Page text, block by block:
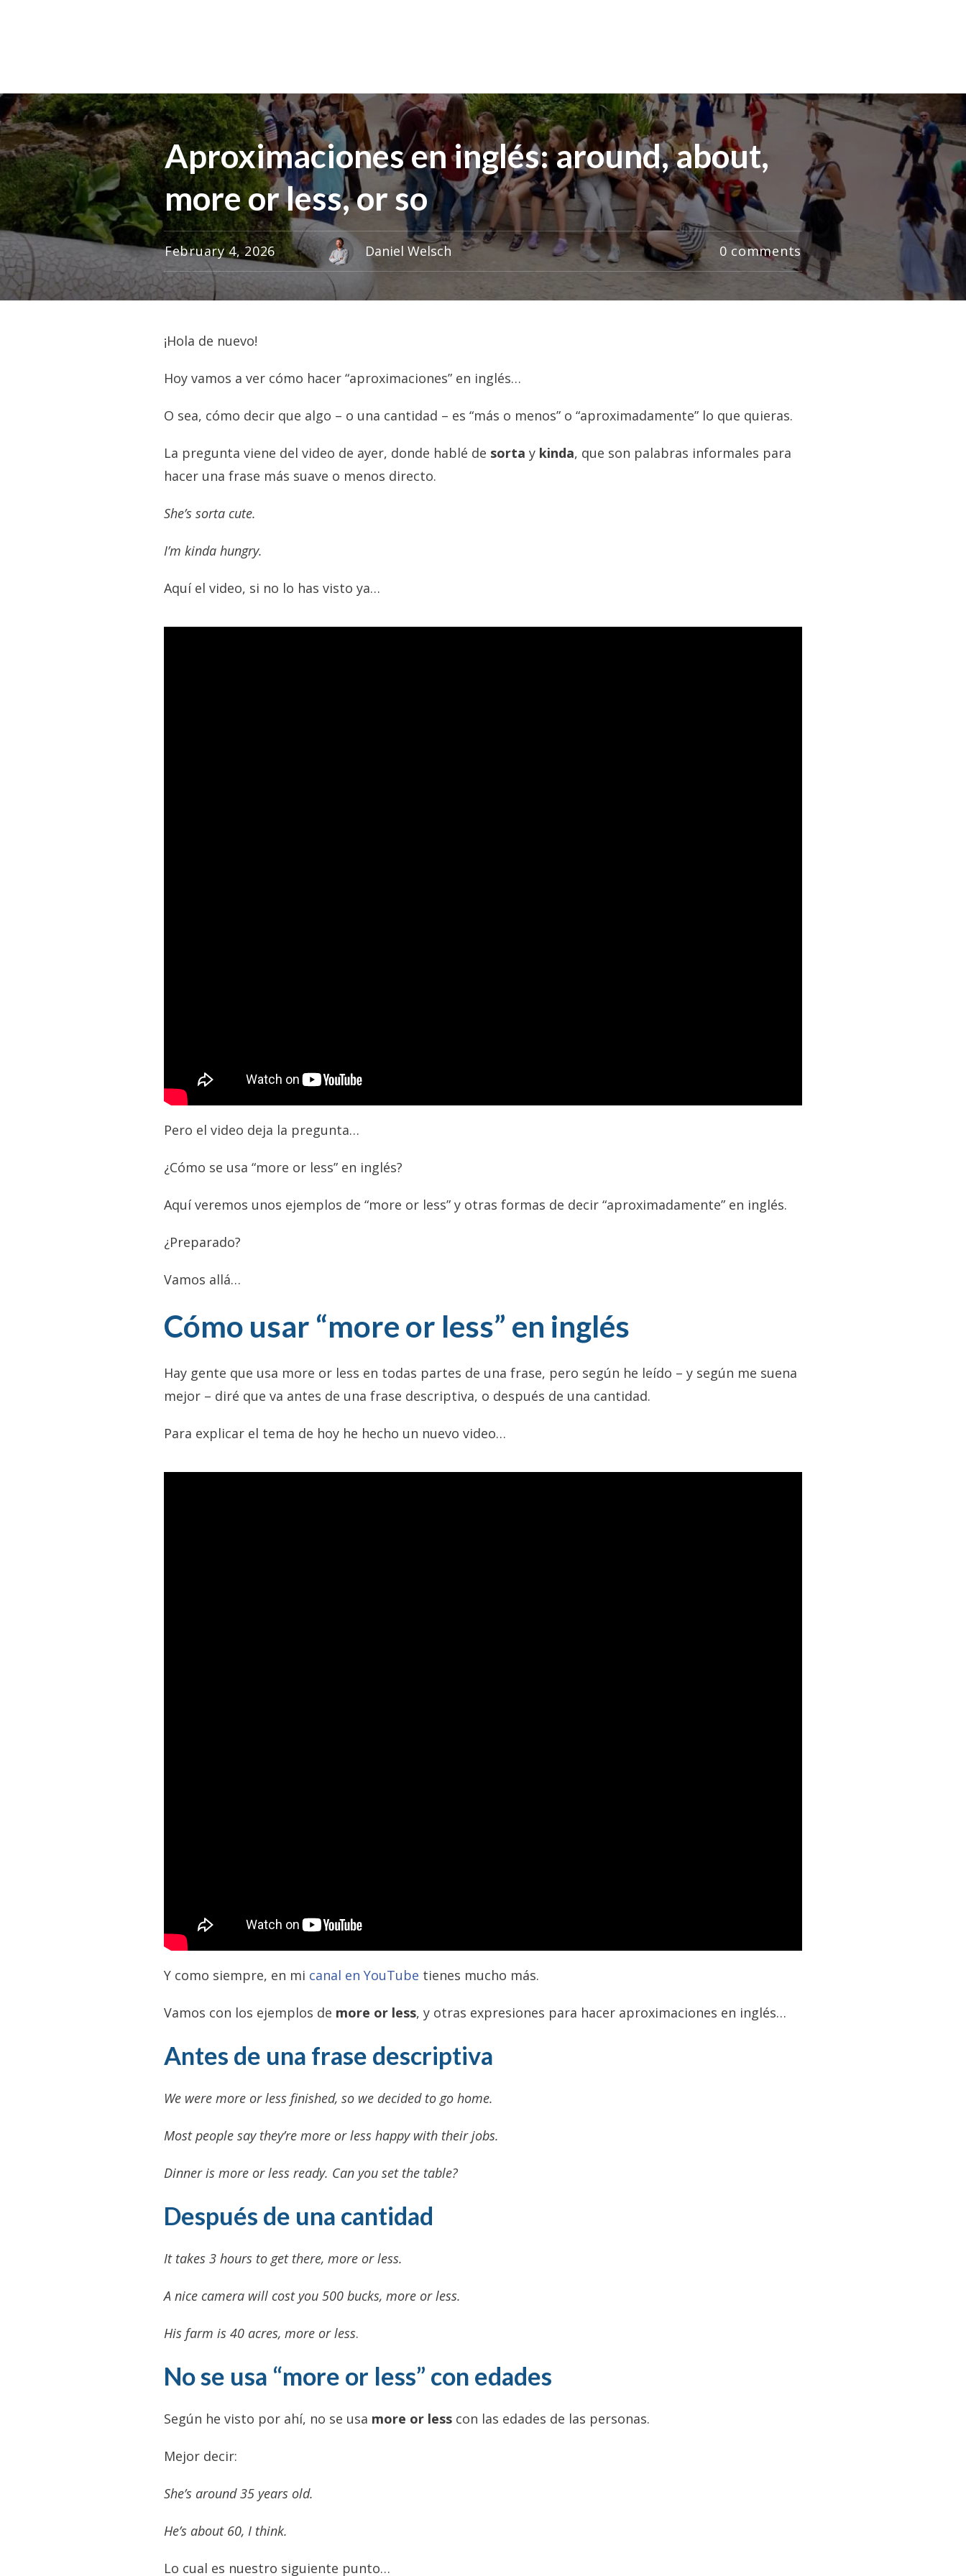
Aproximaciones en inglés: around, about,
more or less, or so
February 4, 2026 Daniel Welsch 0 comments
¡Hola de nuevo!
Hoy vamos a ver cómo hacer “aproximaciones” en inglés…
O sea, cómo decir que algo – o una cantidad – es “más o menos” o “aproximadamente” lo que quieras.
La pregunta viene del video de ayer, donde hablé de sorta y kinda, que son palabras informales para
hacer una frase más suave o menos directo.
She’s sorta cute.
I’m kinda hungry.
Aquí el video, si no lo has visto ya…
Pero el video deja la pregunta…
¿Cómo se usa “more or less” en inglés?
Aquí veremos unos ejemplos de “more or less” y otras formas de decir “aproximadamente” en inglés.
¿Preparado?
Vamos allá…
Cómo usar “more or less” en inglés
Hay gente que usa more or less en todas partes de una frase, pero según he leído – y según me suena
mejor – diré que va antes de una frase descriptiva, o después de una cantidad.
Para explicar el tema de hoy he hecho un nuevo video…
Y como siempre, en mi canal en YouTube tienes mucho más.
Vamos con los ejemplos de more or less, y otras expresiones para hacer aproximaciones en inglés…
Antes de una frase descriptiva
We were more or less finished, so we decided to go home.
Most people say they’re more or less happy with their jobs.
Dinner is more or less ready. Can you set the table?
Después de una cantidad
It takes 3 hours to get there, more or less.
A nice camera will cost you 500 bucks, more or less.
His farm is 40 acres, more or less.
No se usa “more or less” con edades
Según he visto por ahí, no se usa more or less con las edades de las personas.
Mejor decir:
She’s around 35 years old.
He’s about 60, I think.
Lo cual es nuestro siguiente punto…